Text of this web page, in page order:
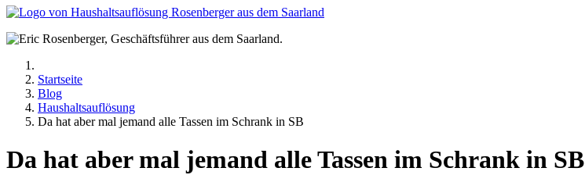
Startseite
Blog
Haushaltsauflösung
Da hat aber mal jemand alle Tassen im Schrank in SB
Da hat aber mal jemand alle Tassen im Schrank in SB